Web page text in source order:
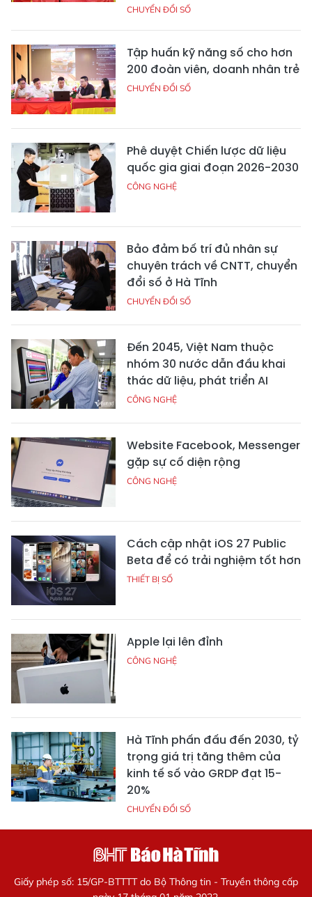
CHUYỂN ĐỔI SỐ
Tập huấn kỹ năng số cho hơn
200 đoàn viên, doanh nhân trẻ
CHUYỂN ĐỔI SỐ
Phê duyệt Chiến lược dữ liệu
quốc gia giai đoạn 2026-2030
CÔNG NGHỆ
Bảo đảm bố trí đủ nhân sự
chuyên trách về CNTT, chuyển
đổi số ở Hà Tĩnh
CHUYỂN ĐỔI SỐ
Đến 2045, Việt Nam thuộc
nhóm 30 nước dẫn đầu khai
thác dữ liệu, phát triển AI
CÔNG NGHỆ
Website Facebook, Messenger
gặp sự cố diện rộng
CÔNG NGHỆ
Cách cập nhật iOS 27 Public
Beta để có trải nghiệm tốt hơn
THIẾT BỊ SỐ
Apple lại lên đỉnh
CÔNG NGHỆ
Hà Tĩnh phấn đấu đến 2030, tỷ
trọng giá trị tăng thêm của
kinh tế số vào GRDP đạt 15-
20%
CHUYỂN ĐỔI SỐ
Giấy phép số: 15/GP-BTTTT do Bộ Thông tin - Truyền thông cấp